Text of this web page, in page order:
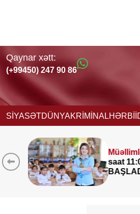
Qaynar xətt:
(+99450) 247 90 86
SİYASƏTDÜNYAKRİMİNAL HƏRBİ
Müəllimlərin
saat 11:00-dan
BAŞLADI